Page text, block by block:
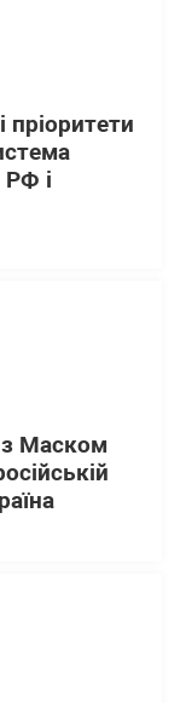
пріоритети
РФ і
з Маском